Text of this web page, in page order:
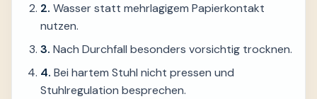
2. Wasser statt mehrlagigem Papierkontakt
nutzen.
3. Nach Durchfall besonders vorsichtig trocknen.
4. Bei hartem Stuhl nicht pressen und
Stuhlregulation besprechen.